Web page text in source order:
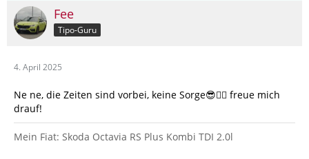
Fee
Tipo-Guru
4. April 2025
Ne ne, die Zeiten sind vorbei, keine Sorge😎✌🏽 freue mich
drauf!
Mein Fiat: Skoda Octavia RS Plus Kombi TDI 2.0l